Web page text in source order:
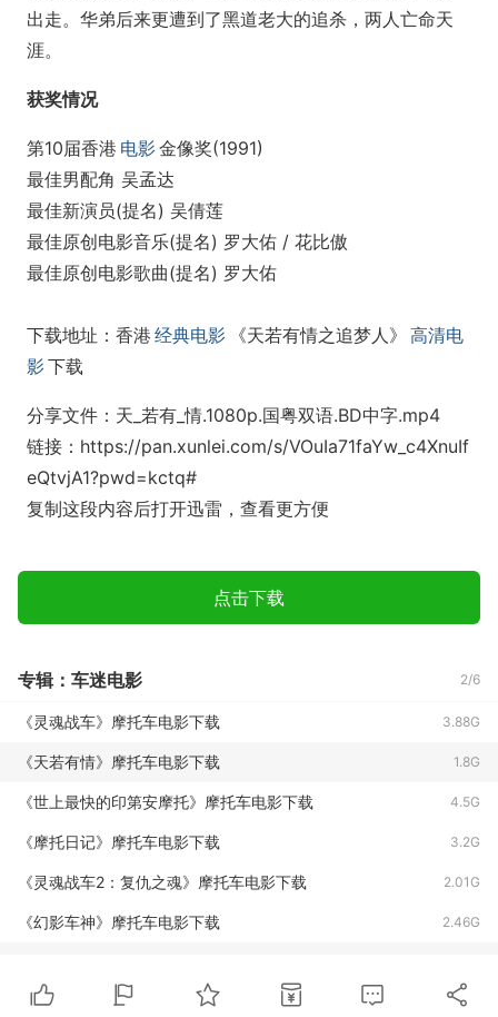
出走。华弟后来更遭到了黑道老大的追杀，两人亡命天
涯。
获奖情况
第10届香港 电影金像奖(1991)
最佳男配角 吴孟达
最佳新演员(提名) 吴倩莲
最佳原创电影音乐(提名) 罗大佑 / 花比傲
最佳原创电影歌曲(提名) 罗大佑
下载地址：香港 经典电影 《天若有情之追梦人》 高清电
影下载
分享文件：天_若有_情.1080p.国粤双语.BD中字.mp4
链接：https://pan.xunlei.com/s/VOuIa71faYw_c4XnuIf
eQtvjA1?pwd=kctq#
复制这段内容后打开迅雷，查看更方便
点击下载
2/6
专辑：车迷电影
3.88G
《灵魂战车》摩托车电影下载
1.8G
《天若有情》摩托车电影下载
4.5G
《世上最快的印第安摩托》摩托车电影下载
3.2G
《摩托日记》摩托车电影下载
2.01G
《灵魂战车2：复仇之魂》摩托车电影下载
2.46G
《幻影车神》摩托车电影下载